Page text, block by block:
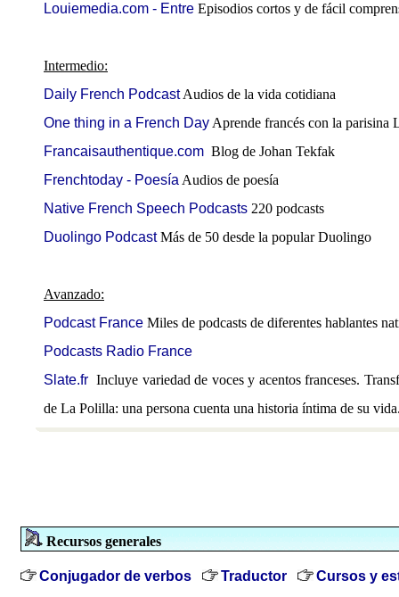
Louiemedia.com - Entre Episodios cortos y de fácil
Intermedio:
Daily French PodcastAudios de la vida cotidiana
One thing in a French Day Aprende francés con la parisina
Francaisauthentique.com Blog de Johan Tekfak
Frenchtoday - Poesía Audios de poesía
Native French Speech Podcasts 220 podcasts
Duolingo PodcastMás de 50 desde la popular Duolingo
Avanzado:
Podcast France Miles de podcasts de diferentes hablantes
Podcasts Radio France
Slate.fr Incluye variedad de voces y acentos franceses.
de La Polilla: una persona cuenta una historia íntima de su
Recursos generales
Conjugador de verbos Traductor Cursos y